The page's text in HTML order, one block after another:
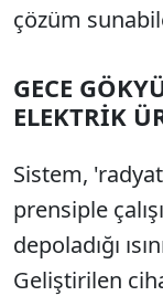
çözüm
GECE
ELEKTRİK
Sistem,
prensiple
depoladığı
Geliştirilen